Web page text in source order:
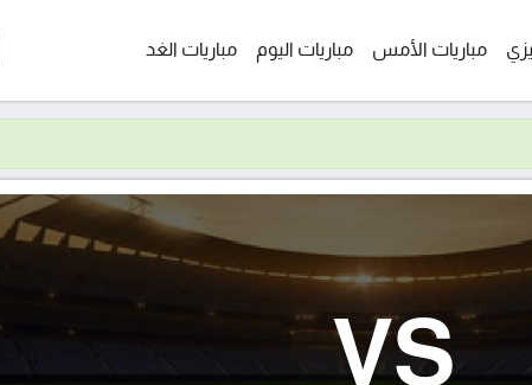
مباريات الأمس مباريات اليوم مباريات الغد
VS